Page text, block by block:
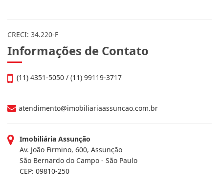
CRECI: 34.220-F
Informações de Contato
(11) 4351-5050 / (11) 99119-3717
atendimento@imobiliariaassuncao.com.br
Imobiliária Assunção
Av. João Firmino, 600, Assunção
São Bernardo do Campo - São Paulo
CEP: 09810-250